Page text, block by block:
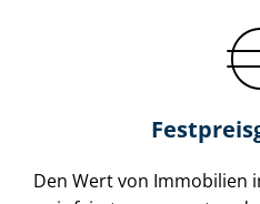
Den Wert von Immobilien